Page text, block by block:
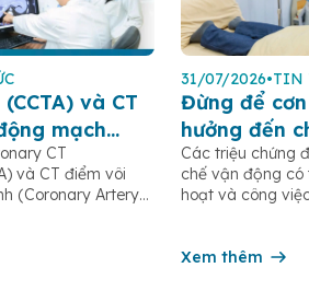
và CT
mạch
nào nên thực
CT
và CT điểm vôi
(Coronary Artery
tim mạch, đặc
31/07/2026•TIN
Đừng để
hưởng đến
sống
Các triệu chứng
chế vận động có
hoạt và công
xương khớp mạn
Xem thêm